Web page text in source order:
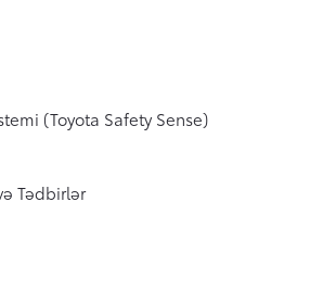
(Toyota Safety Sense)
Tədbirlər